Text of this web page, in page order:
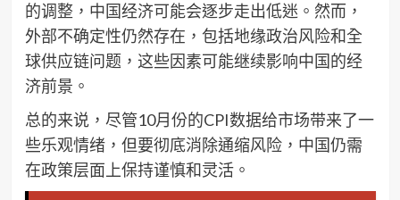
的调整，中国经济可能会逐步走出低迷。然而，
外部不确定性仍然存在，包括地缘政治风险和全
球供应链问题，这些因素可能继续影响中国的经
济前景。
总的来说，尽管10月份的CPI数据给市场带来了一
些乐观情绪，但要彻底消除通缩风险，中国仍需
在政策层面上保持谨慎和灵活。